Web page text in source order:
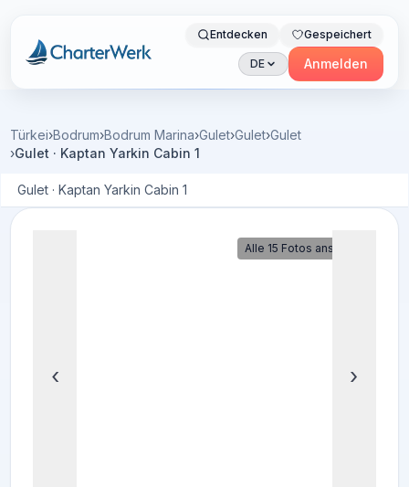
Charterwerk
Entdecken Gespeichert
DE Anmelden
Türkei›Bodrum›Bodrum Marina›Gulet›Gulet›Gulet
›Gulet · Kaptan Yarkin Cabin 1
Gulet · Kaptan Yarkin Cabin 1
Alle 15 Fotos ansehen
‹ ›